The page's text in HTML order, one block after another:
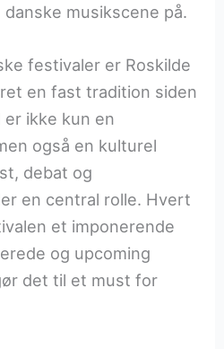
musikscene på.
festivaler er Roskilde
en fast tradition siden
er ikke kun en
også en kulturel
debat og
en central rolle. Hvert
et imponerende
og upcoming
det til et must for